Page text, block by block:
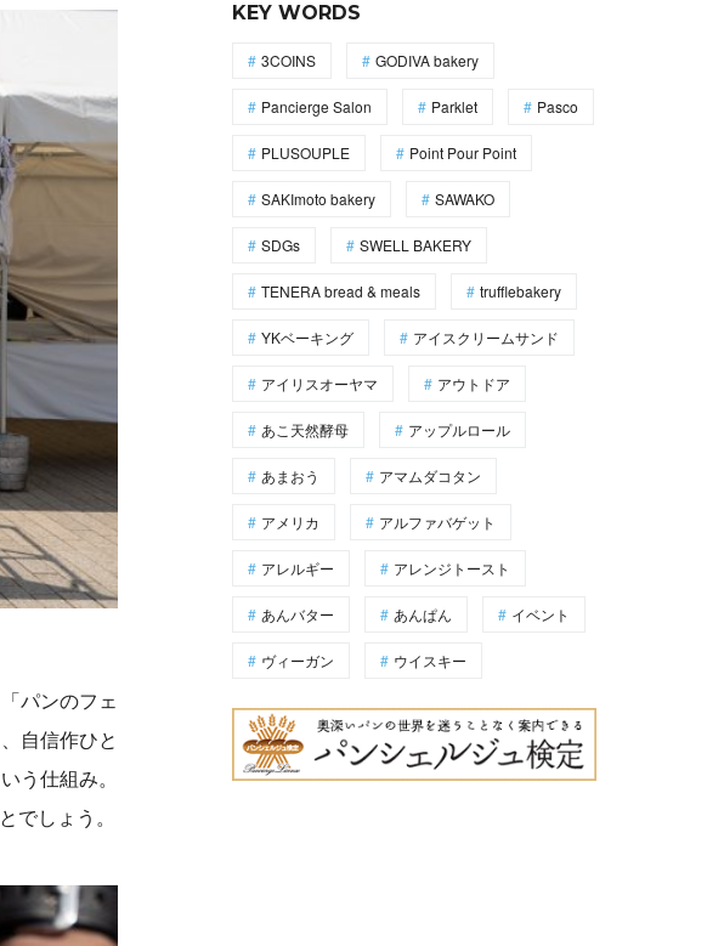
パンのフェ
自信作ひと
う仕組み。
しょう。
KEY WORDS
3COINS GODIVA bakery
Pancierge Salon Parklet Pasco
PLUSOUPLE Point Pour Point
SAKImoto bakery SAWAKO
SDGs SWELL BAKERY
TENERA bread & meals trufflebakery
YKベーキング アイスクリームサンド
アイリスオーヤマ アウトドア
あこ天然酵母 アップルロール
あまおう アマムダコタン
アメリカ アルファバゲット
アレルギー アレンジトースト
あんバター あんぱん イベント
ヴィーガン ウイスキー